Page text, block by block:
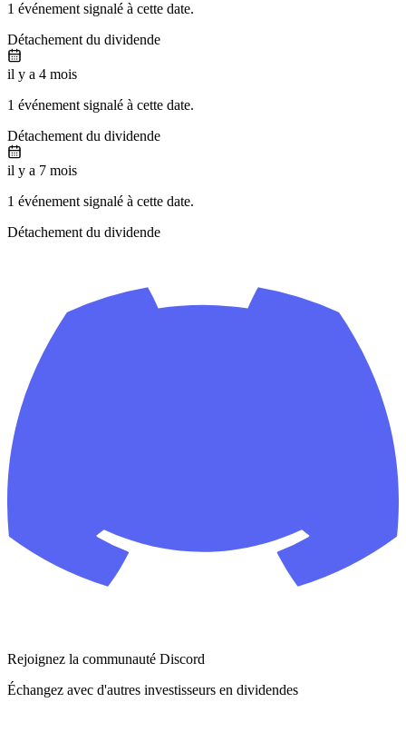
1 événement signalé à cette date.
Détachement du dividende
il y a 4 mois
1 événement signalé à cette date.
Détachement du dividende
il y a 7 mois
1 événement signalé à cette date.
Détachement du dividende
Rejoignez la communauté Discord
Échangez avec d'autres investisseurs en dividendes